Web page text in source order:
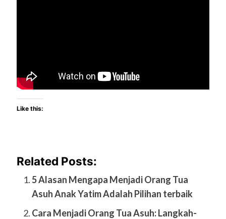
Like this:
Related Posts:
5 Alasan Mengapa Menjadi Orang Tua
Asuh Anak Yatim Adalah Pilihan terbaik
Cara Menjadi Orang Tua Asuh: Langkah-